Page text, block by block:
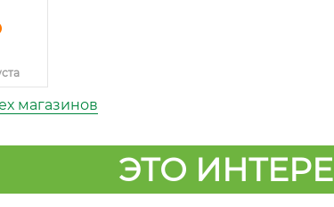
магазинов
ЭТО